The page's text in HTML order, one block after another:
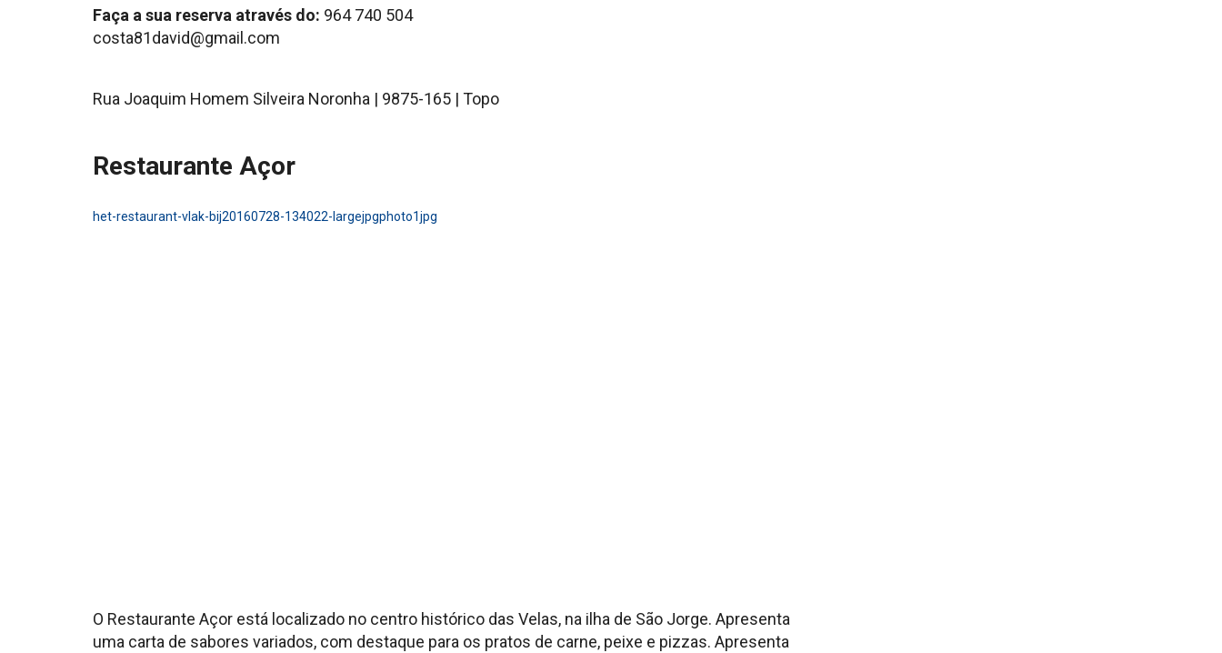
Faça a sua reserva através do: 964 740 504
costa81david@gmail.com
Rua Joaquim Homem Silveira Noronha | 9875-165 | Topo
Restaurante Açor
het-restaurant-vlak-bij20160728-134022-largejpgphoto1jpg
O Restaurante Açor está localizado no centro histórico das Velas, na ilha de São Jorge. Apresenta
uma carta de sabores variados, com destaque para os pratos de carne, peixe e pizzas. Apresenta